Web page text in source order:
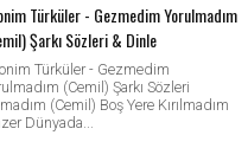
Türküler - Gezmedim Yorulmadım
Şarkı Sözleri & Dinle
Türküler - Gezmedim
(Cemil) Şarkı Sözleri
(Cemil) Boş Yere Kırılmadım
Dünyada...